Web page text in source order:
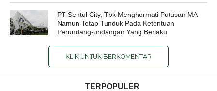
PT Sentul City, Tbk Menghormati Putusan MA
Namun Tetap Tunduk Pada Ketentuan
Perundang-undangan Yang Berlaku
KLIK UNTUK BERKOMENTAR
TERPOPULER